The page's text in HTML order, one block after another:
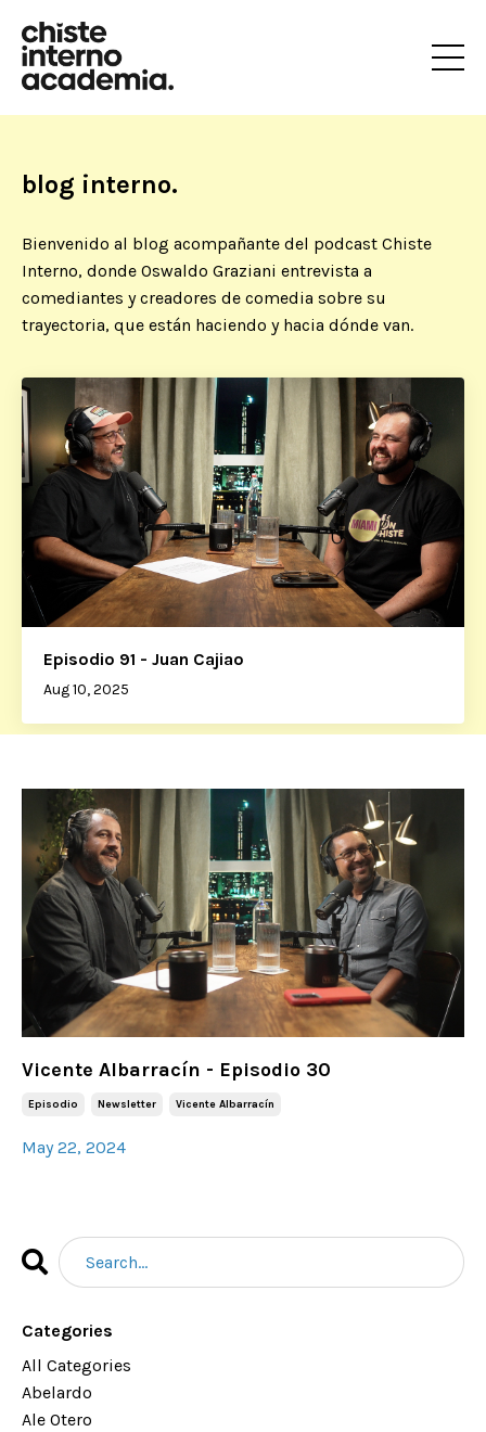
blog interno.
Bienvenido al blog acompañante del podcast Chiste
Interno, donde Oswaldo Graziani entrevista a
comediantes y creadores de comedia sobre su
trayectoria, que están haciendo y hacia dónde van.
Episodio 91 - Juan Cajiao
Aug 10, 2025
Vicente Albarracín - Episodio 30
Episodio Newsletter Vicente Albarracín
May 22, 2024
Categories
All Categories
Abelardo
Ale Otero